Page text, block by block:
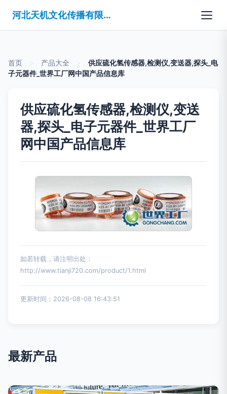
河北天机文化传播有限公司
首页 产品大全
供应硫化氢传感器,检测仪,变送器,探头_电
子元器件_世界工厂网中国产品信息库
供应硫化氢传感器,检测仪,变送
器,探头_电子元器件_世界工厂
网中国产品信息库
如若转载，请注明出处：
http://www.tianji720.com/product/1.html
更新时间：2026-08-08 16:43:51
最新产品